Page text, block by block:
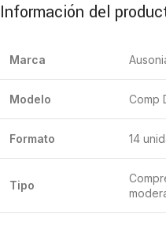
Información del
Marca
Modelo Comp
Formato 14
Tipo